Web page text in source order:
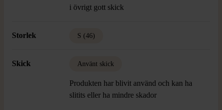
i övrigt gott skick
Storlek S (46)
Skick Använt skick
Produkten har blivit använd och kan ha
slitits eller ha mindre skador